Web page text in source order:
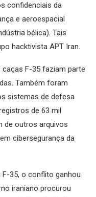
confidenciais da
e aeroespacial
bélica). Tais
hacktivista APT Iran.
caças F-35 faziam parte
Também foram
sistemas de defesa
de 63 mil
de outros arquivos
cibersegurança da
35, o conflito ganhou
iraniano procurou